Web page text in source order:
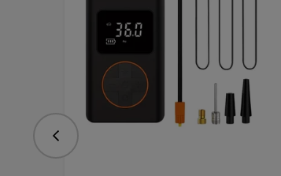
Předchozí